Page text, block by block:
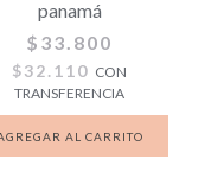
panamá
$33.800
$32.110 CON
TRANSFERENCIA